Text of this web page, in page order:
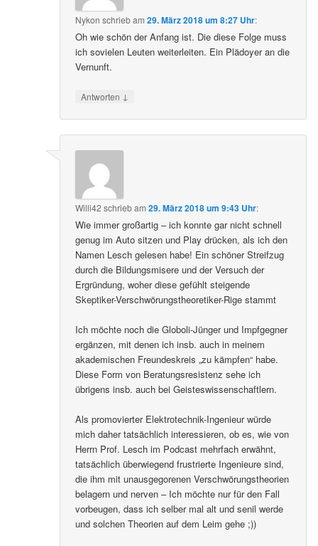
Nykon schriebam29. März 2018 um 8:27 Uhr:
Oh wie schön der Anfang ist. Die diese Folge muss
ich sovielen Leuten weiterleiten. Ein Plädoyer an die
Vernunft.
Antworten ↓
Willi42 schriebam29. März 2018 um 9:43 Uhr:
Wie immer großartig – ich konnte gar nicht schnell
genug im Auto sitzen und Play drücken, als ich den
Namen Lesch gelesen habe! Ein schöner Streifzug
durch die Bildungsmisere und der Versuch der
Ergründung, woher diese gefühlt steigende
Skeptiker-Verschwörungstheoretiker-Rige stammt
Ich möchte noch die Globoli-Jünger und Impfgegner
ergänzen, mit denen ich insb. auch in meinem
akademischen Freundeskreis „zu kämpfen“ habe.
Diese Form von Beratungsresistenz sehe ich
übrigens insb. auch bei Geisteswissenschaftlern.
Als promovierter Elektrotechnik-Ingenieur würde
mich daher tatsächlich interessieren, ob es, wie von
Herrn Prof. Lesch im Podcast mehrfach erwähnt,
tatsächlich überwiegend frustrierte Ingenieure sind,
die ihm mit unausgegorenen Verschwörungstheorien
belagern und nerven – Ich möchte nur für den Fall
vorbeugen, dass ich selber mal alt und senil werde
und solchen Theorien auf dem Leim gehe ;))